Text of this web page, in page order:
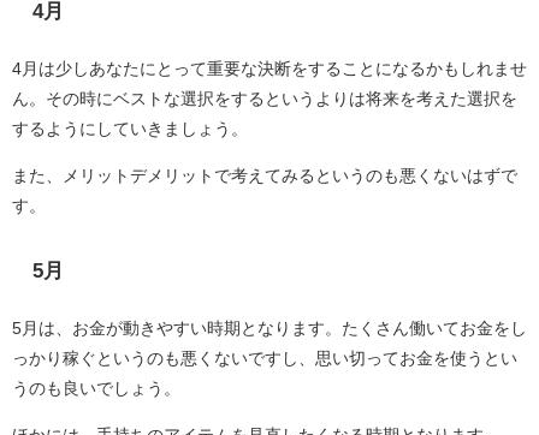
4月
4月は少しあなたにとって重要な決断をすることになるかもしれませ
ん。その時にベストな選択をするというよりは将来を考えた選択を
するようにしていきましょう。
また、メリットデメリットで考えてみるというのも悪くないはずで
す。
5月
5月は、お金が動きやすい時期となります。たくさん働いてお金をし
っかり稼ぐというのも悪くないですし、思い切ってお金を使うとい
うのも良いでしょう。